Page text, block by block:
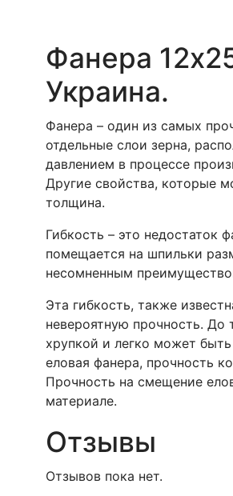
СР)
Фанера
Украина.
Фанера – один из самых
отдельные слои зерна,
давлением в процессе
Другие свойства, которые
толщина.
Гибкость – это недостаток
помещается на шпильки
несомненным
Эта гибкость, также
невероятную прочность. До
хрупкой и легко может
еловая фанера, прочность
Прочность на смещение
материале.
Отзывы
Отзывов пока нет.